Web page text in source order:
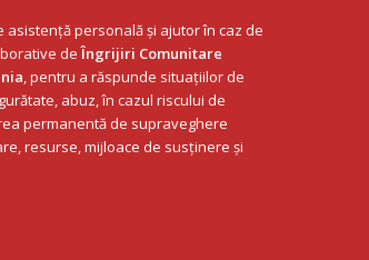
personală și ajutor în caz de
deÎngrijiri Comunitare
, pentru a răspunde situațiilor de
abuz,în cazul riscului de
permanentă de supraveghere
resurse, mijloace de susținere și